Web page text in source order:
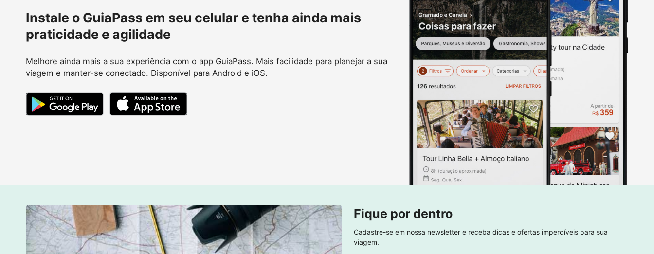
Instale o GuiaPass em seu celular e tenha ainda mais
praticidade e agilidade
Melhore ainda mais a sua experiência com o app GuiaPass. Mais facilidade para planejar a sua
viagem e manter-se conectado. Disponível para Android e iOS.
Fique por dentro
Cadastre-se em nossa newsletter e receba dicas e ofertas imperdíveis para sua
viagem.